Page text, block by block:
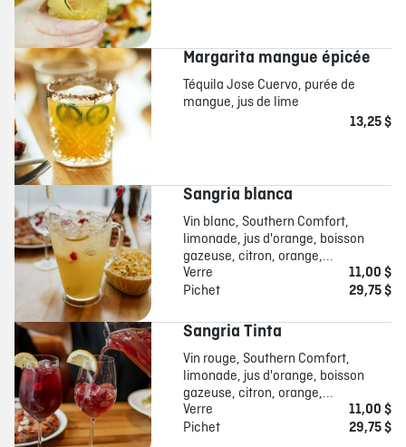
Margarita mangue épicée
Téquila Jose Cuervo, purée de
mangue, jus de lime
13,25 $
Sangria blanca
Vin blanc, Southern Comfort,
limonade, jus d'orange, boisson
gazeuse, citron, orange,...
Verre
11,00 $
Pichet
29,75 $
Sangria Tinta
Vin rouge, Southern Comfort,
limonade, jus d'orange, boisson
gazeuse, citron, orange,...
Verre
11,00 $
Pichet
29,75 $